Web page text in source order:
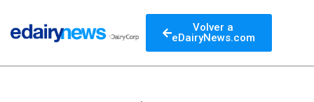
Volver a
eDairyNews.com